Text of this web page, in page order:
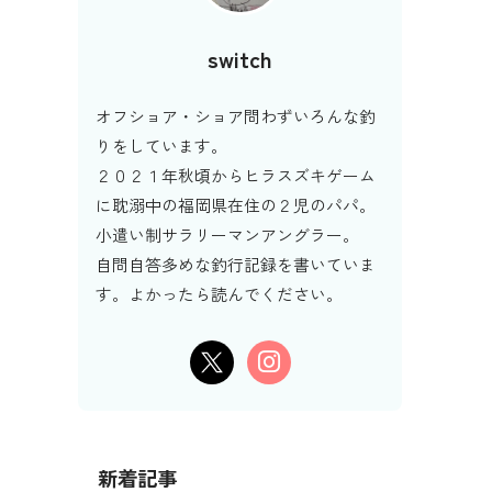
switch
オフショア・ショア問わずいろんな釣
りをしています。
２０２１年秋頃からヒラスズキゲーム
に耽溺中の福岡県在住の２児のパパ。
小遣い制サラリーマンアングラー。
自問自答多めな釣行記録を書いていま
す。よかったら読んでください。
新着記事